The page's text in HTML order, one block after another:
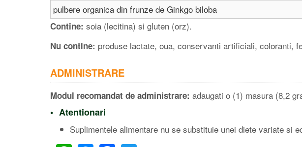
pulbere organica din frunze de Ginkgo biloba
Contine: soia (lecitina) si gluten (orz).
Nu contine: produse lactate, oua, conservanti artificiali, coloranti,
ADMINISTRARE
Modul recomandat de administrare: adaugati o (1) masura (8,2
Atentionari
Suplimentele alimentare nu se substituie unei diete variate si